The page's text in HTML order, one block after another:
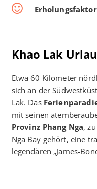
Khao Lak
Etwa 60 Kilometer
sich an der
Lak. Das
mit seinen
Provinz Phang Nga,
Nga Bay gehört, eine
legendären „James-